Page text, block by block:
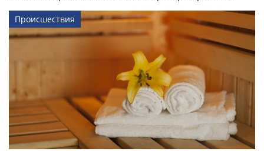
Происшествия